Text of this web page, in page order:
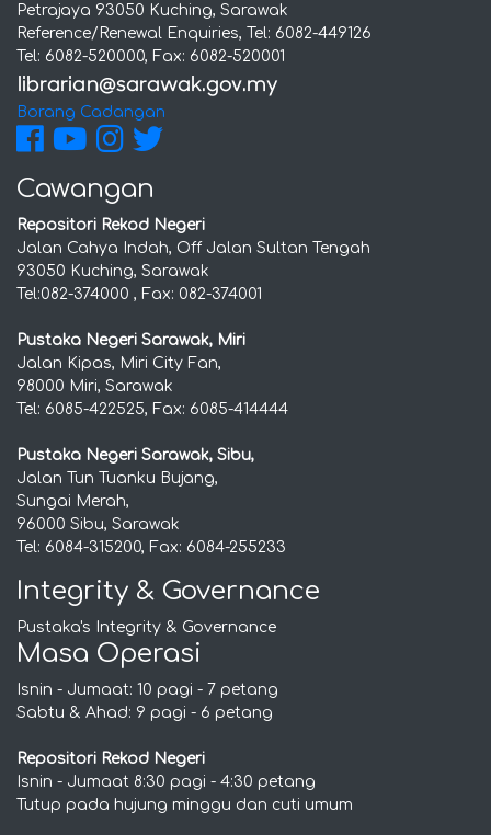
Petrajaya 93050 Kuching, Sarawak
Reference/Renewal Enquiries, Tel: 6082-449126
Tel: 6082-520000, Fax: 6082-520001
Borang Cadangan
Cawangan
Repositori Rekod Negeri
Jalan Cahya Indah, Off Jalan Sultan Tengah
93050 Kuching, Sarawak
Tel:082-374000 , Fax: 082-374001
Pustaka Negeri Sarawak, Miri
Jalan Kipas, Miri City Fan,
98000 Miri, Sarawak
Tel: 6085-422525, Fax: 6085-414444
Pustaka Negeri Sarawak, Sibu,
Jalan Tun Tuanku Bujang,
Sungai Merah,
96000 Sibu, Sarawak
Tel: 6084-315200, Fax: 6084-255233
Integrity & Governance
Pustaka's Integrity & Governance
Masa Operasi
Isnin - Jumaat: 10 pagi - 7 petang
Sabtu & Ahad: 9 pagi - 6 petang
Repositori Rekod Negeri
Isnin - Jumaat 8:30 pagi - 4:30 petang
Tutup pada hujung minggu dan cuti umum